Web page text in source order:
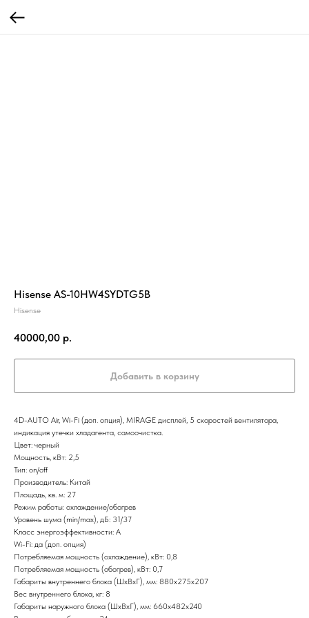
Hisense AS-10HW4SYDTG5B
Hisense
40000,00 р.
Добавить в корзину
4D-AUTO Air, Wi-Fi (доп. опция), MIRAGE дисплей, 5 скоростей вентилятора,
индикация утечки хладагента, самоочистка.
Цвет: черный
Мощность, кВт: 2,5
Тип: on/off
Производитель: Китай
Площадь, кв. м: 27
Режим работы: охлаждение/обогрев
Уровень шума (min/max), дБ: 31/37
Класс энергоэффективности: А
Wi-Fi: да (доп. опция)
Потребляемая мощность (охлаждение), кВт: 0,8
Потребляемая мощность (обогрев), кВт: 0,7
Габариты внутреннего блока (ШxВxГ), мм: 880x275x207
Вес внутреннего блока, кг: 8
Габариты наружного блока (ШxВxГ), мм: 660x482x240